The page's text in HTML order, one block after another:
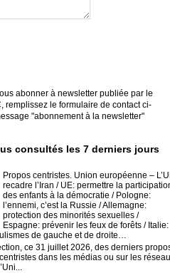
abonner à newsletter publiée par le
remplissez le formulaire de contact ci-
"abonnement à la newsletter"
consultés les 7 derniers jours
Propos centristes. Union européenne –
recadre l’Iran / UE: permettre la
des enfants à la démocratie / Pologne:
l’ennemi, c’est la Russie / Allemagne:
protection des minorités sexuelles /
Espagne: prévenir les feux de forêts / Italie:
de gauche et de droite…
ce 31 juillet 2026, des derniers
dans les médias ou sur les